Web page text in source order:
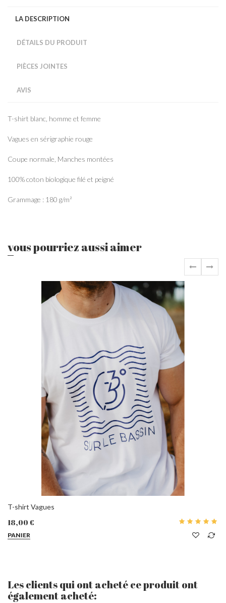
LA DESCRIPTION
DÉTAILS DU PRODUIT
PIÈCES JOINTES
AVIS
T-shirt blanc, homme et femme
Vagues en sérigraphie rouge
Coupe normale, Manches montées
100% coton biologique filé et peigné
Grammage : 180 g/m²
vous pourriez aussi aimer
T-shirt Vagues
18,00 €
PANIER
Les clients qui ont acheté ce produit ont
également acheté: